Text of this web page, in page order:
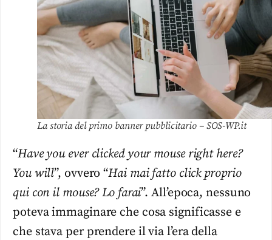
La storia del primo banner pubblicitario – SOS-WP.it
“Have you ever clicked your mouse right here?
You will”, ovvero “Hai mai fatto click proprio
qui con il mouse? Lo farai”. All’epoca, nessuno
poteva immaginare che cosa significasse e
che stava per prendere il via l’era della